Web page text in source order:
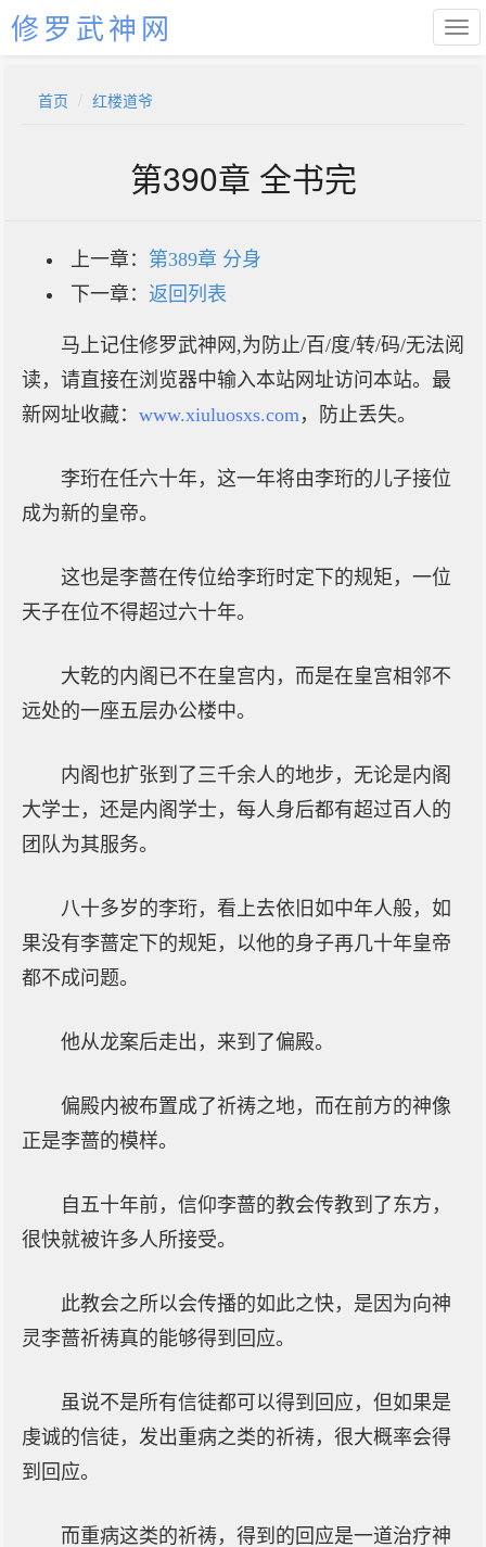
修罗武神网
首页 红楼道爷
第390章 全书完
上一章： 第389章 分身
下一章： 返回列表
马上记住修罗武神网,为防止/百/度/转/码/无法阅
读，请直接在浏览器中输入本站网址访问本站。最
新网址收藏： www.xiuluosxs.com，防止丢失。
李珩在任六十年，这一年将由李珩的儿子接位
成为新的皇帝。
这也是李蔷在传位给李珩时定下的规矩，一位
天子在位不得超过六十年。
大乾的内阁已不在皇宫内，而是在皇宫相邻不
远处的一座五层办公楼中。
内阁也扩张到了三千余人的地步，无论是内阁
大学士，还是内阁学士，每人身后都有超过百人的
团队为其服务。
八十多岁的李珩，看上去依旧如中年人般，如
果没有李蔷定下的规矩，以他的身子再几十年皇帝
都不成问题。
他从龙案后走出，来到了偏殿。
偏殿内被布置成了祈祷之地，而在前方的神像
正是李蔷的模样。
自五十年前，信仰李蔷的教会传教到了东方，
很快就被许多人所接受。
此教会之所以会传播的如此之快，是因为向神
灵李蔷祈祷真的能够得到回应。
虽说不是所有信徒都可以得到回应，但如果是
虔诚的信徒，发出重病之类的祈祷，很大概率会得
到回应。
而重病这类的祈祷，得到的回应是一道治疗神